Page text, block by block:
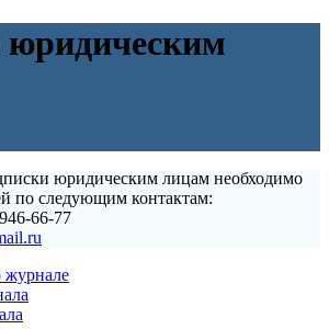
юридическим
юридическим лицам необходимо
по следующим контактам:
66-77